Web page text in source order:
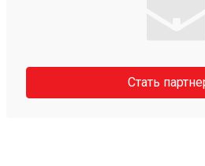
Стать